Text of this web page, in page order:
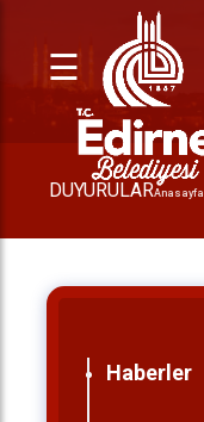
☰
DUYURULARAnasayfa
Haberler